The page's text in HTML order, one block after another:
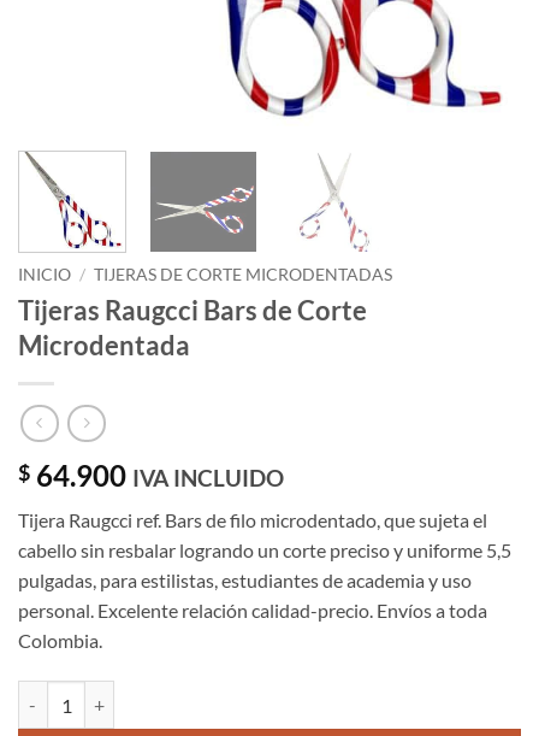
INICIO / TIJERAS DE CORTE MICRODENTADAS
Tijeras Raugcci Bars de Corte
Microdentada
$ 64.900 IVA INCLUIDO
Tijera Raugcci ref. Bars de filo microdentado, que sujeta el
cabello sin resbalar logrando un corte preciso y uniforme 5,5
pulgadas, para estilistas, estudiantes de academia y uso
personal. Excelente relación calidad-precio. Envíos a toda
Colombia.